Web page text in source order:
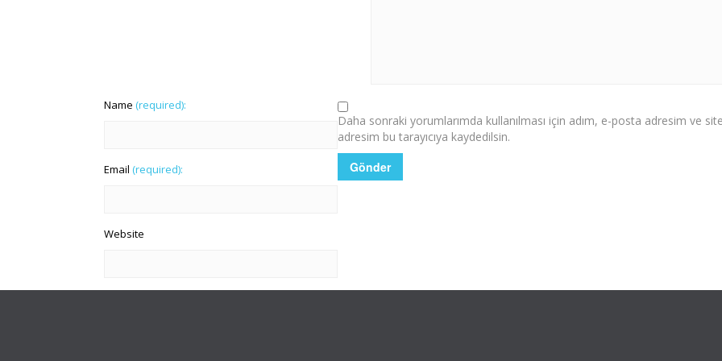
Name (required):
Email (required):
Website
Daha sonraki yorumlarımda kullanılması için adım, e-posta adresim ve
adresim bu tarayıcıya kaydedilsin.